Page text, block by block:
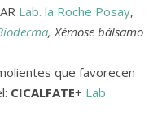
Lab. la Roche Posay,
, Xémose bálsamo
que favorecen
CICALFATE+ Lab.